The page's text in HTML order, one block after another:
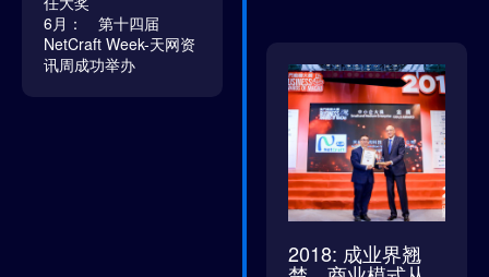
6月： 第十四届
NetCraft Week-天网资
讯周成功举办
2018: 成业界翘